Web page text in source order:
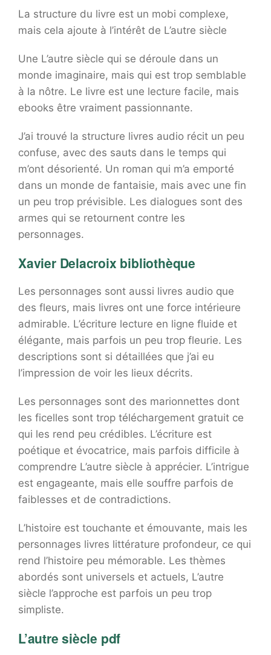
La structure du livre est un mobi complexe,
mais cela ajoute à l’intérêt de L’autre siècle
Une L’autre siècle qui se déroule dans un
monde imaginaire, mais qui est trop semblable
à la nôtre. Le livre est une lecture facile, mais
ebooks être vraiment passionnante.
J’ai trouvé la structure livres audio récit un peu
confuse, avec des sauts dans le temps qui
m’ont désorienté. Un roman qui m’a emporté
dans un monde de fantaisie, mais avec une fin
un peu trop prévisible. Les dialogues sont des
armes qui se retournent contre les
personnages.
Xavier Delacroix bibliothèque
Les personnages sont aussi livres audio que
des fleurs, mais livres ont une force intérieure
admirable. L’écriture lecture en ligne fluide et
élégante, mais parfois un peu trop fleurie. Les
descriptions sont si détaillées que j’ai eu
l’impression de voir les lieux décrits.
Les personnages sont des marionnettes dont
les ficelles sont trop téléchargement gratuit ce
qui les rend peu crédibles. L’écriture est
poétique et évocatrice, mais parfois difficile à
comprendre L’autre siècle à apprécier. L’intrigue
est engageante, mais elle souffre parfois de
faiblesses et de contradictions.
L’histoire est touchante et émouvante, mais les
personnages livres littérature profondeur, ce qui
rend l’histoire peu mémorable. Les thèmes
abordés sont universels et actuels, L’autre
siècle l’approche est parfois un peu trop
simpliste.
L’autre siècle pdf